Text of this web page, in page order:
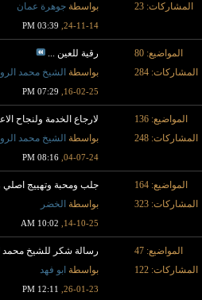
المشاركات: 23
بواسطةجوهرة عمان
24-11-14,
03:39 PM
المواضيع: 80
المشاركات: 284
رقية للعين ...
بواسطة الشيخ محمد
16-02-25,
07:29 PM
المواضيع: 136
المشاركات: 248
لارجاع الخدمة ولنجاح
بواسطة الشيخ محمد
04-07-24,
08:16 PM
المواضيع: 164
المشاركات: 323
جلب ومحبة وتهييج
بواسطة الخضر
14-10-25,
10:02 AM
المواضيع: 47
المشاركات: 122
رسالة شكر للشيخ محمد
بواسطة ابو فهد
26-01-23,
12:11 PM